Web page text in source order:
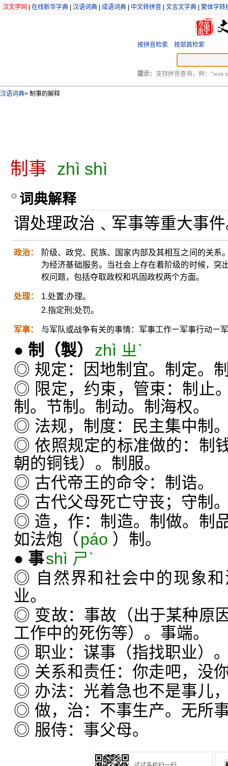
汉文学网 在线新华字典 汉语词典 成语词典 中文转拼音 文言文字典 繁体字转
按拼音检索 按部首检索
提示： 支持拼音查询，例：“wen
汉语词典> 制事的解释
制事 zhì shì
词典解释
谓处理政治﹑军事等重大事
政治：
阶级、政党、民族、国家内部及其相互之间的关
为经济基础服务。当社会上存在着阶级的时候，突
权问题，包括夺取政权和巩固政权两个方面。
处理：
1.处置;办理。
2.指定刑;处罚。
军事： 与军队或战争有关的事情：军事工作ㄧ军事行动ㄧ
● 制 （製）
zhì ㄓˋ
◎ 规定：因地制宜。制定。
◎ 限定，约束，管束：制止
制。节制。制动。制海权。
◎ 法规，制度：民主集中制
◎ 依照规定的标准做的：制
朝的铜钱）。制服。
◎ 古代帝王的命令：制诰。
◎ 古代父母死亡守丧；守制
◎ 造，作：制造。制做。制
如法炮（ páo ）制。
● 事shì ㄕˋ
◎ 自然界和社会中的现象
业。
◎ 变故：事故（出于某种原
工作中的死伤等）。事端。
◎ 职业：谋事（指找职业）
◎ 关系和责任：你走吧，没
◎ 办法：光着急也不是事儿
◎ 做，治：不事生产。无所
◎ 服侍：事父母。